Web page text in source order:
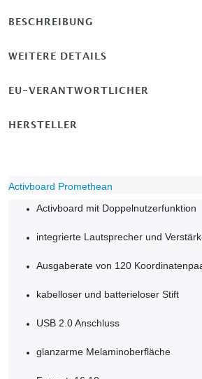
BESCHREIBUNG
WEITERE DETAILS
EU-VERANTWORTLICHER
HERSTELLER
Activboard Promethean
Activboard mit Doppelnutzerfunktion
integrierte Lautsprecher und
Ausgaberate von 120
kabelloser und batterieloser Stift
USB 2.0 Anschluss
glanzarme Melaminoberfläche